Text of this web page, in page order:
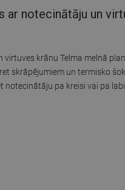
notecinātāju un
krānu Telma melnā
skrāpējumiem un termisko
pa kreisi vai pa